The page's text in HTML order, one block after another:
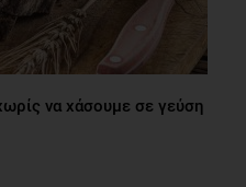
να χάσουμε σε γεύση